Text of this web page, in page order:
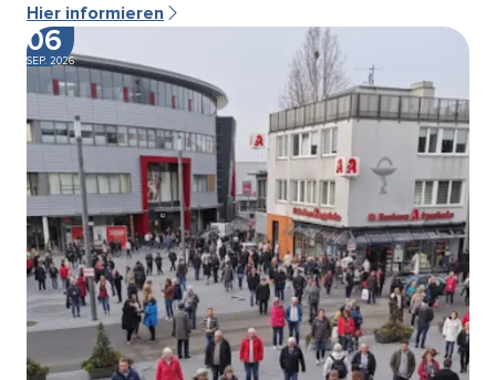
Hier informieren
06
SEP. 2026